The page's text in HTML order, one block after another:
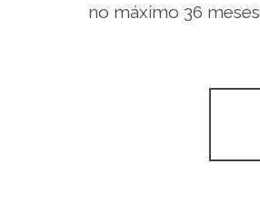
no máximo 36